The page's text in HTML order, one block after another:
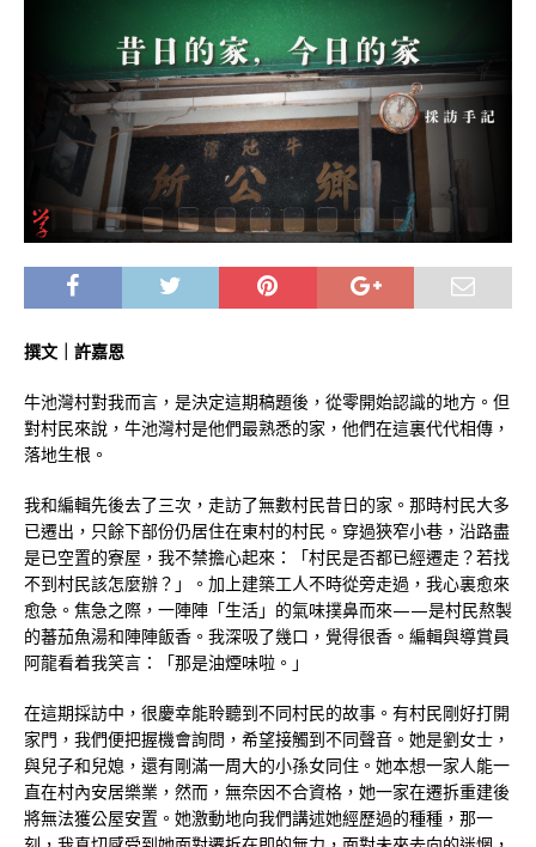
撰文 許嘉恩
牛池灣村對我而言，是決定這期稿題後，從零開始認識的地方。但
對村民來說，牛池灣村是他們最熟悉的家，他們在這裏代代相傳，
落地生根。
我和編輯先後去了三次，走訪了無數村民昔日的家。那時村民大多
已遷出，只餘下部份仍居住在東村的村民。穿過狹窄小巷，沿路盡
是已空置的寮屋，我不禁擔心起來：「村民是否都已經遷走？若找
不到村民該怎麼辦？」。加上建築工人不時從旁走過，我心裏愈來
愈急。焦急之際，一陣陣「生活」的氣味撲鼻而來——是村民熬製
的蕃茄魚湯和陣陣飯香。我深吸了幾口，覺得很香。編輯與導賞員
阿龍看着我笑言：「那是油煙味啦。」
在這期採訪中，很慶幸能聆聽到不同村民的故事。有村民剛好打開
家門，我們便把握機會詢問，希望接觸到不同聲音。她是劉女士，
與兒子和兒媳，還有剛滿一周大的小孫女同住。她本想一家人能一
直在村內安居樂業，然而，無奈因不合資格，她一家在遷拆重建後
將無法獲公屋安置。她激動地向我們講述她經歷過的種種，那一